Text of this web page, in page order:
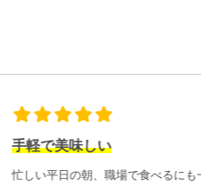
美味しい
日の朝、職場で食べるにも一